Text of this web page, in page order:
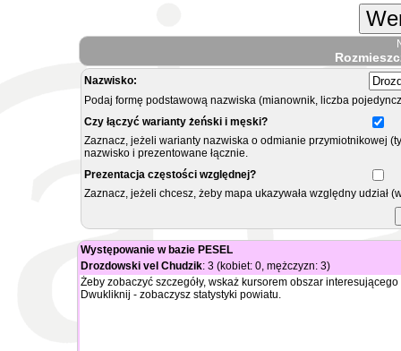
Nazwisko:
Podaj formę podstawową nazwiska (mianownik, liczba
Czy łączyć warianty żeński i męski?
Zaznacz, jeżeli warianty nazwiska o odmianie przymiotnikowej
nazwisko i prezentowane łącznie.
Prezentacja częstości względnej?
Zaznacz, jeżeli chcesz, żeby mapa ukazywała względny
Występowanie w bazie PESEL
Drozdowski vel Chudzik: 3 (kobiet: 0, mężczyzn: 3)
Żeby zobaczyć szczegóły, wskaż kursorem obszar
Dwukliknij - zobaczysz statystyki powiatu.